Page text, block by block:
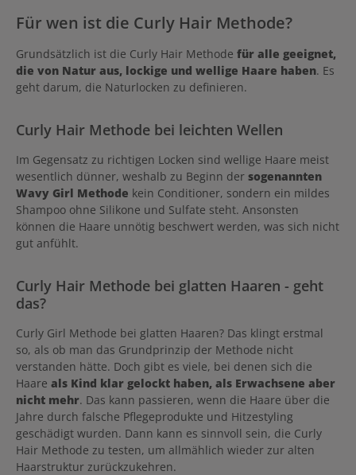
Für wen ist die Curly Hair Methode?
Grundsätzlich ist die Curly Hair Methode für alle geeignet,
die von Natur aus, lockige und wellige Haare haben. Es
geht darum, die Naturlocken zu definieren.
Curly Hair Methode bei leichten Wellen
Im Gegensatz zu richtigen Locken sind wellige Haare meist
wesentlich dünner, weshalb zu Beginn der sogenannten
Wavy Girl Methode kein Conditioner, sondern ein mildes
Shampoo ohne Silikone und Sulfate steht. Ansonsten
können die Haare unnötig beschwert werden, was sich nicht
gut anfühlt.
Curly Hair Methode bei glatten Haaren - geht
das?
Curly Girl Methode bei glatten Haaren? Das klingt erstmal
so, als ob man das Grundprinzip der Methode nicht
verstanden hätte. Doch gibt es viele, bei denen sich die
Haare als Kind klar gelockt haben, als Erwachsene aber
nicht mehr. Das kann passieren, wenn die Haare über die
Jahre durch falsche Pflegeprodukte und Hitzestyling
geschädigt wurden. Dann kann es sinnvoll sein, die Curly
Hair Methode zu testen, um allmählich wieder zur alten
Haarstruktur zurückzukehren.